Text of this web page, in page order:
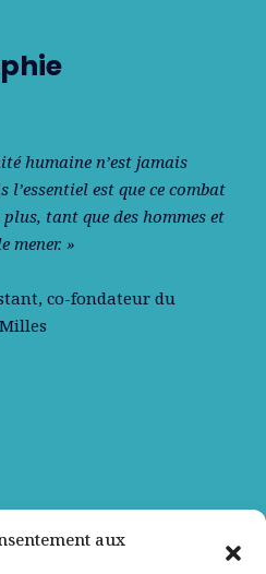
aux
humaine n’est jamais
est que ce combat
tant que des hommes et
mener. »
co-fondateur du